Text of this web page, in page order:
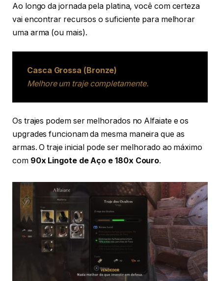
Ao longo da jornada pela platina, você com certeza
vai encontrar recursos o suficiente para melhorar
uma arma (ou mais).
Casca Grossa (Bronze)
Melhore um traje completamente.
Os trajes podem ser melhorados no Alfaiate e os
upgrades funcionam da mesma maneira que as
armas. O traje inicial pode ser melhorado ao máximo
com 90x Lingote de Aço e 180x Couro.